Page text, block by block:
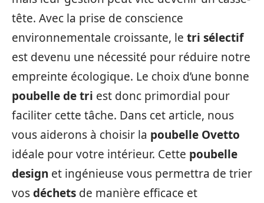
tête. Avec la prise de conscience
environnementale croissante, le tri sélectif
est devenu une nécessité pour réduire notre
empreinte écologique. Le choix d’une bonne
poubelle de tri est donc primordial pour
faciliter cette tâche. Dans cet article, nous
vous aiderons à choisir la poubelle Ovetto
idéale pour votre intérieur. Cette poubelle
design et ingénieuse vous permettra de trier
vosdéchets de manière efficace et